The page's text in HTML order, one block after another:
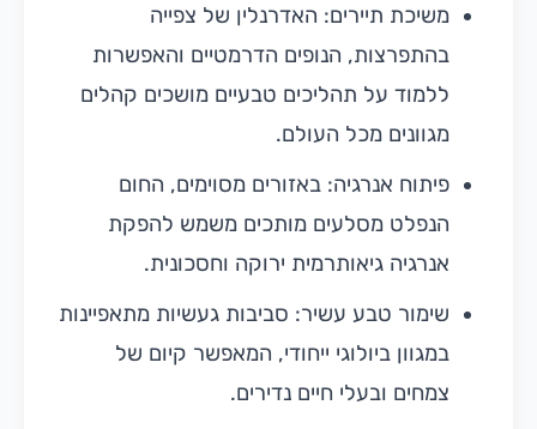
משיכת תיירים: האדרנלין של צפייה
בהתפרצות, הנופים הדרמטיים והאפשרות
ללמוד על תהליכים טבעיים מושכים קהלים
מגוונים מכל העולם.
פיתוח אנרגיה: באזורים מסוימים, החום
הנפלט מסלעים מותכים משמש להפקת
אנרגיה גיאותרמית ירוקה וחסכונית.
שימור טבע עשיר: סביבות געשיות מתאפיינות
במגוון ביולוגי ייחודי, המאפשר קיום של
צמחים ובעלי חיים נדירים.